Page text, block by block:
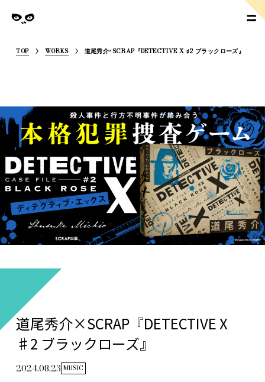
TOP WORKS 道尾秀介×SCRAP『DETECTIVE X ♯2 ブラックローズ』
道尾秀介×SCRAP『DETECTIVE X
♯2 ブラックローズ』
2024.08.23 MUSIC